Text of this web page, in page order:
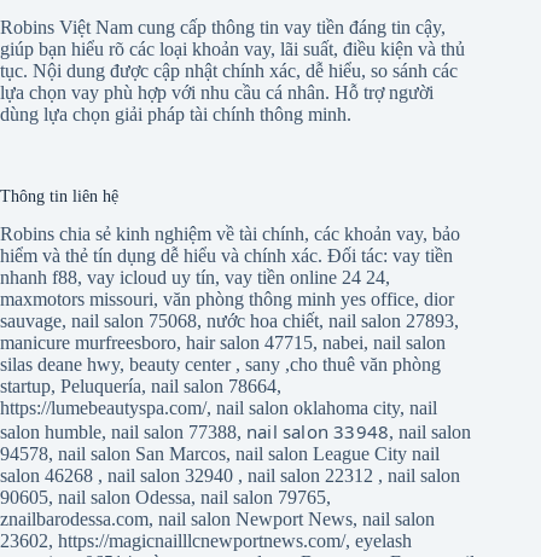
Robins Việt Nam cung cấp thông tin vay tiền đáng tin cậy,
giúp bạn hiểu rõ các loại khoản vay, lãi suất, điều kiện và thủ
tục. Nội dung được cập nhật chính xác, dễ hiểu, so sánh các
lựa chọn vay phù hợp với nhu cầu cá nhân. Hỗ trợ người
dùng lựa chọn giải pháp tài chính thông minh.
Thông tin liên hệ
Robins chia sẻ kinh nghiệm về tài chính, các khoản vay, bảo
hiểm và thẻ tín dụng dễ hiểu và chính xác. Đối tác: vay tiền
nhanh f88, vay icloud uy tín, vay tiền online 24 24,
maxmotors missouri, văn phòng thông minh yes office, dior
sauvage, nail salon 75068, nước hoa chiết, nail salon 27893,
manicure murfreesboro, hair salon 47715, nabei, nail salon
silas deane hwy, beauty center, sany ,cho thuê văn phòng
startup, Peluquería, nail salon 78664,
https://lumebeautyspa.com/, nail salon oklahoma city, nail
salon humble, nail salon 77388, nail salon 33948,nail salon
94578, nail salon San Marcos, nail salon League City nail
salon 46268 , nail salon 32940 , nail salon 22312 , nail salon
90605, nail salon Odessa, nail salon 79765,
znailbarodessa.com, nail salon Newport News, nail salon
23602, https://magicnailllcnewportnews.com/, eyelash